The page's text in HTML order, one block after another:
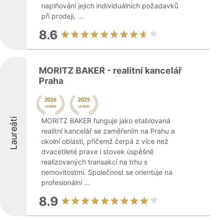
naplňování jejich individuálních požadavků
při prodeji, ...
8.6
Laureáti
MORITZ BAKER - realitní kancelář
Praha
MORITZ BAKER funguje jako etablovaná
realitní kancelář se zaměřením na Prahu a
okolní oblasti, přičemž čerpá z více než
dvacetileté praxe i stovek úspěšně
realizovaných transakcí na trhu s
nemovitostmi. Společnost se orientuje na
profesionální ...
8.9